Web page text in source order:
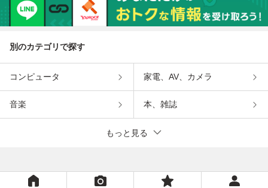
別のカテゴリで探す
コンピュータ 家電、AV、カメラ
音楽 本、雑誌
もっと見る